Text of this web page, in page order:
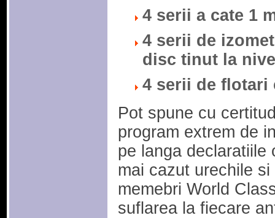
4 serii a cate 1
4 serii de
disc tinut la
4 serii de flotari
Pot spune cu
program extrem de
pe langa declaratiile
mai cazut urechile
memebri World
suflarea la fiecare